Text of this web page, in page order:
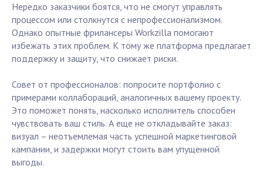
Нередко заказчики боятся, что не смогут управлять
процессом или столкнутся с непрофессионализмом.
Однако опытные фрилансеры Workzilla помогают
избежать этих проблем. К тому же платформа предлагает
поддержку и защиту, что снижает риски.
Совет от профессионалов: попросите портфолио с
примерами коллабораций, аналогичных вашему проекту.
Это поможет понять, насколько исполнитель способен
чувствовать ваш стиль. А еще не откладывайте заказ:
визуал – неотъемлемая часть успешной маркетинговой
кампании, и задержки могут стоить вам упущенной
выгоды.